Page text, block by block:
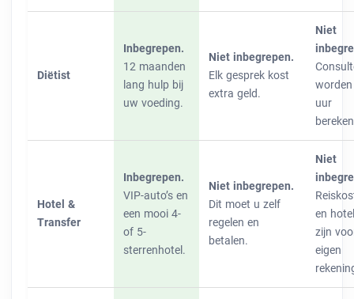
Diëtist
Inbegrepen.
12 maanden
lang hulp bij
uw voeding.
Niet inbegrepen.
Elk gesprek kost
extra geld.
Niet
uur
Hotel &
Transfer
Inbegrepen.
VIP-auto’s en
een mooi 4-
of 5-
sterrenhotel.
Niet inbegrepen.
Dit moet u zelf
regelen en
betalen.
Niet
en
zijn
eigen